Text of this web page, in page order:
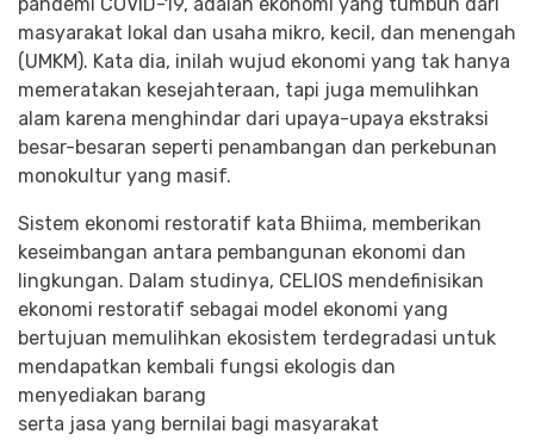
masyarakat lokal dan usaha mikro, kecil, dan menengah
(UMKM). Kata dia, inilah wujud ekonomi yang tak hanya
memeratakan kesejahteraan, tapi juga memulihkan
alam karena menghindar dari upaya-upaya ekstraksi
besar-besaran seperti penambangan dan perkebunan
monokultur yang masif.
Sistem ekonomi restoratif kata Bhiima, memberikan
keseimbangan antara pembangunan ekonomi dan
lingkungan. Dalam studinya, CELIOS mendefinisikan
ekonomi restoratif sebagai model ekonomi yang
bertujuan memulihkan ekosistem terdegradasi untuk
mendapatkan kembali fungsi ekologis dan
menyediakan barang
serta jasa yang bernilai bagi masyarakat